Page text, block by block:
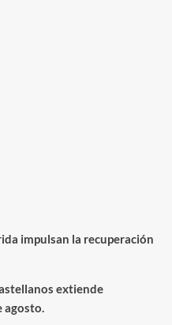
impulsan la recuperación
extiende
agosto.